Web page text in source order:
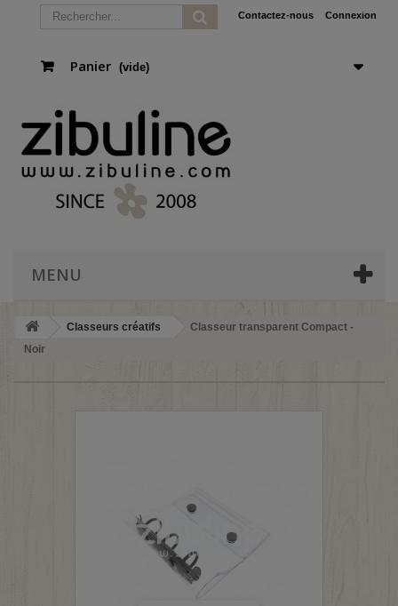
Connexion
Contactez-nous
Panier (vide)
MENU
Classeurs créatifs
Classeur transparent Compact -
Noir